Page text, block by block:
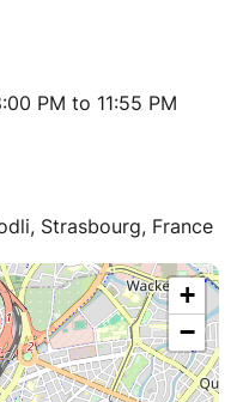
PM to 11:55 PM
Strasbourg, France
+
−